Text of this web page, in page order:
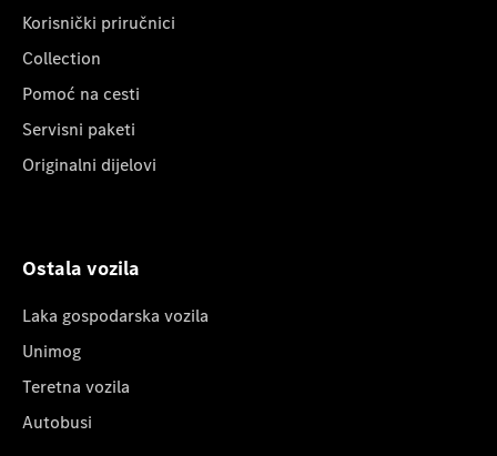
Korisnički priručnici
Collection
Pomoć na cesti
Servisni paketi
Originalni dijelovi
Ostala vozila
Laka gospodarska vozila
Unimog
Teretna vozila
Autobusi